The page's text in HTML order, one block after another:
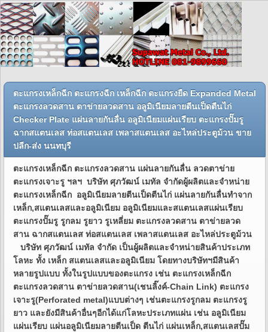
ตะแกรงเหล็กฉีก ตะแกรงฉีก เหล็กฉีก ตะแกรงยืด Expanded Metal
ตะแกรงลวดสาน ตาข่ายลวดสาน อลูมิเนียมลายตีนเป็ดตีนไก่
Checker Plate แผ่นลายกันลื่น อลูมิเนียมแผ่นเรียบ ตะแกรงปั๊มรู
ฉากสแตนเลส ท่อสแตนเลส เพลาสแตนเลส อะไหล่ประตูม้วน ขาย
ปลีก-ส่ง นนทบุรี
ตะแกรงเหล็กฉีก ตะแกรงลวดสาน แผ่นลายกันลื่น ลวดตาข่าย
ตะแกรงเจาะรู ฯลฯ บริษัท ศุภวัฒน์ เมทัล จำกัดผู้ผลิตและจำหน่าย
ตะแกรงเหล็กฉีก อลูมิเนียมลายตีนเป็ดตีนไก่ แผ่นลายกันลื่นทำจาก
เหล็ก,สแตนเลสและอลูมิเนียม อลูมิเนียมและสแตนเลสแผ่นเรียบ
ตะแกรงปั๊มรู รูกลม รูยาว รูเหลี่ยม ตะแกรงลวดสาน ตาข่ายลวด
สาน ฉากสแตนเลส ท่อสแตนเลส เพลาสแตนเลส อะไหล่ประตูม้วน
บริษัท ศุภวัฒน์ เมทัล จำกัด เป็นผู้ผลิตและจำหน่ายสินค้าประเภท
โลหะ ทั้ง เหล็ก สแตนเลสและอลูมิเนียม โดยทางบริษัทฯมีสินค้า
หลายรูปแบบ ทั้งในรูปแบบของตะแกรง เช่น ตะแกรงเหล็กฉีก
ตะแกรงลวดสาน ตาข่ายลวดสาน(เชนลิ๊งค์-Chain Link) ตะแกรง
เจาะรู(Perforated metal)แบบต่างๆ เช่นตะแกรงรูกลม ตะแกรงรู
ยาว และยังมีสินค้าอื่นๆอีกได้แก่โลหะประเภทแผ่น เช่น อลูมิเนียม
แผ่นเรียบ แผ่นอลูมิเนียมลายตีนเป็ด ตีนไก่ แผ่นเหล็ก,สแตนเลสปั๊ม